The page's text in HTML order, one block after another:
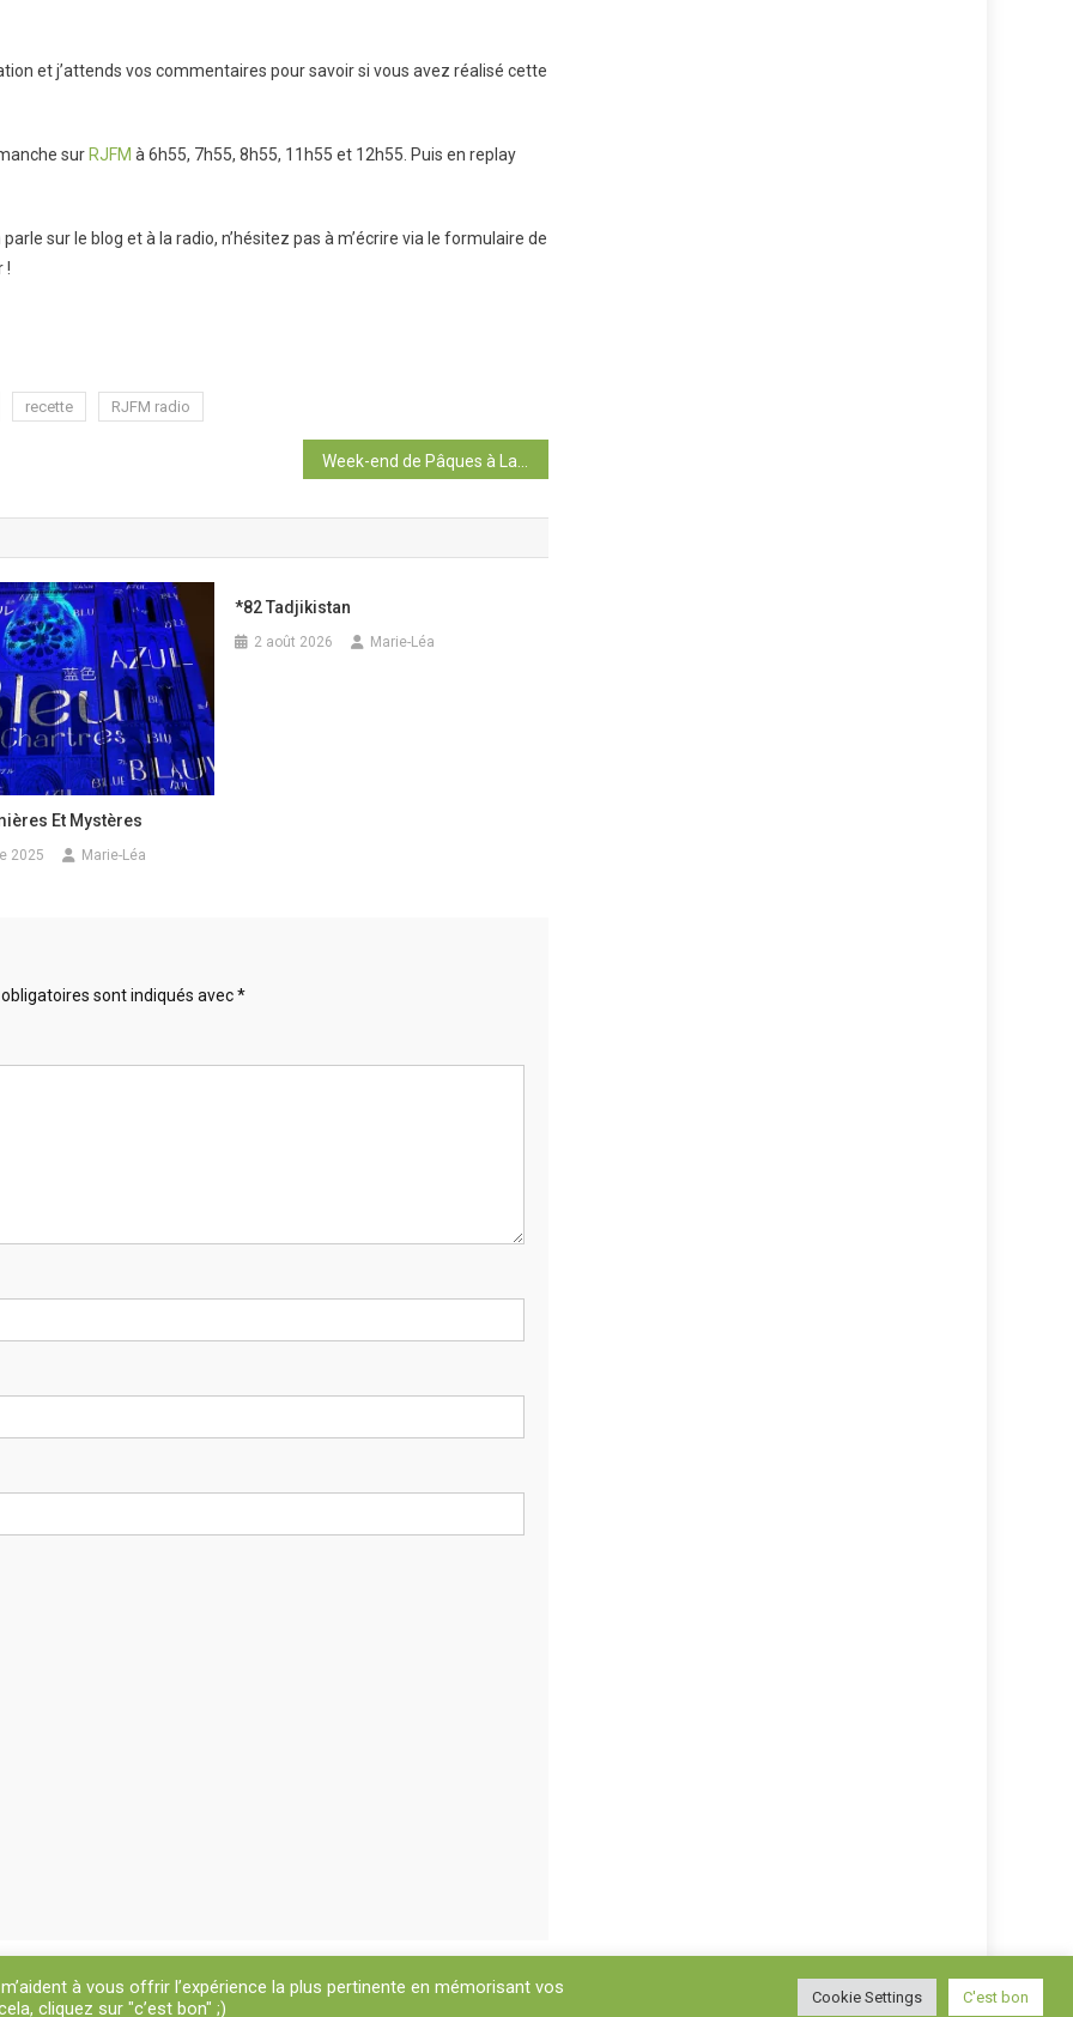
et j’attends vos commentaires pour savoir si vous avez réalisé cette
sur RJFM à 6h55, 7h55, 8h55, 11h55 et 12h55. Puis en replay
sur le blog et à la radio, n’hésitez pas à m’écrire via le formulaire de
!
recette RJFM radio
Et Mystères
2025 Marie-Léa
*82 Tadjikistan
2 août 2026 Marie-Léa
sont indiqués avec*
| Tous droits réservés|Theme: News Portal by
à vous offrir l’expérience la plus pertinente en mémorisant vos
cliquez sur "c’est bon" ;)
Cookie Settings C'est bon